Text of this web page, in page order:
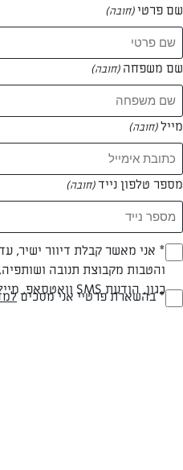
המתכונים של
0 מתכונים
המאמרים של דינה
שם פרטי(חובה)
שם משפחה (חובה)
מייל(חובה)
מספר טלפון נייד(חובה)
Opt_In
(חובה)
* אני מאשר קבלת דיוור ישיר,
והטבות מקבוצת תנובה
כגון, הודעת SMS וואטסאפ, מייל
RegulationsApproved
* בהשארת פרטיי אני מסכים